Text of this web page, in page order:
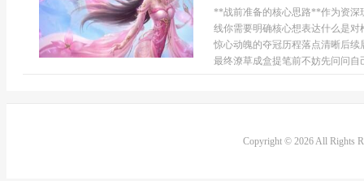
**战前准备的核心思路**作为资深
线你需要明确核心想表达什么是
惊心动魄的夺冠历程落点清晰后
最终潦草成盒提笔前不妨先问问自
Copyright © 2026 All Rights